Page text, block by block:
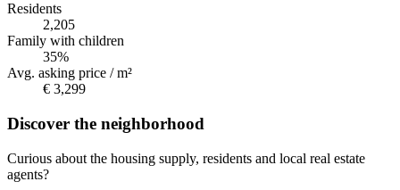
Residents
2,205
Family with children
35%
Avg. asking price / m²
€ 3,299
Discover the neighborhood
Curious about the housing supply, residents and local real estate
agents?